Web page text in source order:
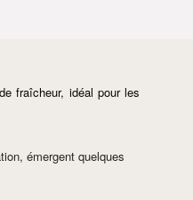
fraîcheur, idéal pour les
émergent quelques